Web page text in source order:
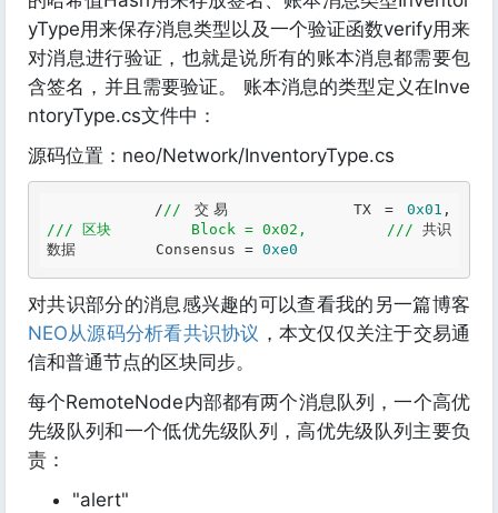
yType用来保存消息类型以及一个验证函数verify用来
对消息进行验证，也就是说所有的账本消息都需要包
含签名，并且需要验证。 账本消息的类型定义在Inve
ntoryType.cs文件中：
源码位置：neo/Network/InventoryType.cs
        /
// 交易 TX = 0x01
/// 区块         Block = 0x02,         /// 共识
数据 Consensus = 0xe0
对共识部分的消息感兴趣的可以查看我的另一篇博客
NEO从源码分析看共识协议 ，本文仅仅关注于交易通
信和普通节点的区块同步。
每个RemoteNode内部都有两个消息队列，一个高优
先级队列和一个低优先级队列，高优先级队列主要负
责：
"alert"